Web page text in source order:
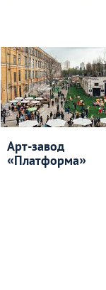
Арт-завод
«Платформа»